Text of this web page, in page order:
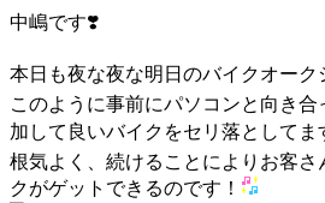
中嶋です❣️
本日も夜な夜な明日のバイクオーク
このように事前にパソコンと向き
加して良いバイクをセリ落としてま
根気よく、続けることによりお客さ
クがゲットできるのです！